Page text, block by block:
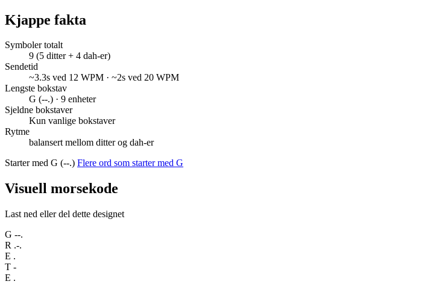
Kjappe fakta
Symboler totalt
9 (5 ditter + 4 dah-er)
Sendetid
~3.3s ved 12 WPM · ~2s ved 20 WPM
Lengste bokstav
G (--.) · 9 enheter
Sjeldne bokstaver
Kun vanlige bokstaver
Rytme
balansert mellom ditter og dah-er
Starter med G (--.) Flere ord som starter med G
Visuell morsekode
Last ned eller del dette designet
G --.
R .-.
E .
T -
E .